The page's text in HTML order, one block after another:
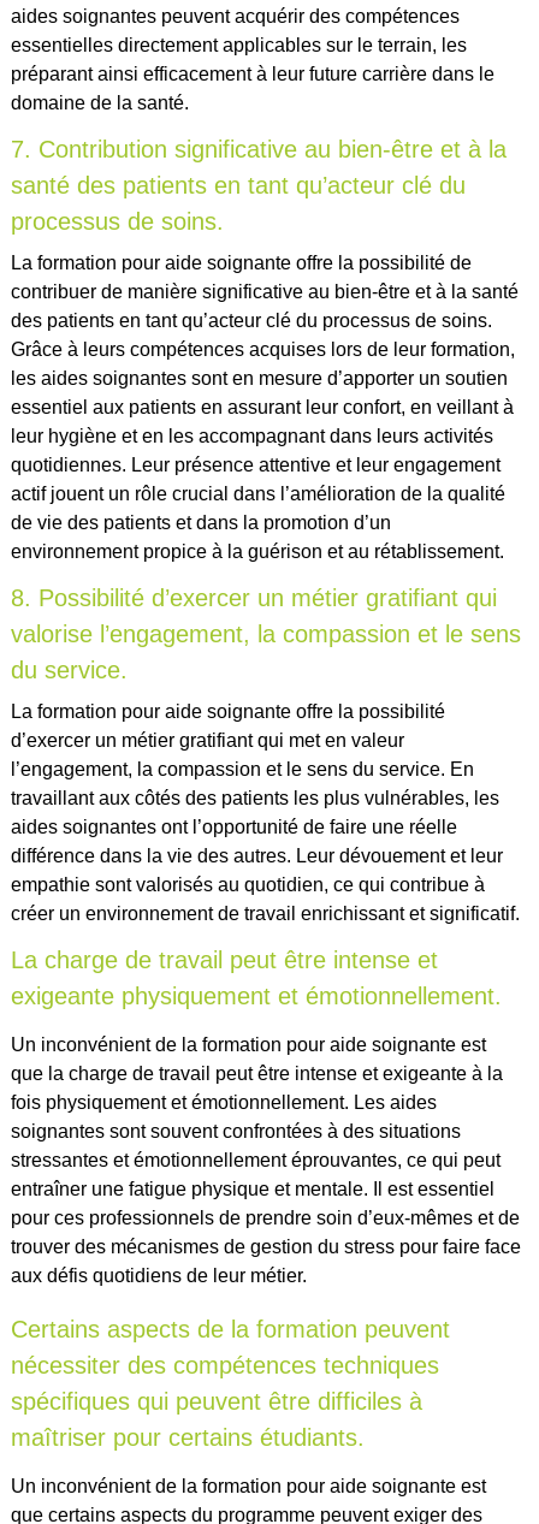
aides soignantes peuvent acquérir des compétences
essentielles directement applicables sur le terrain, les
préparant ainsi efficacement à leur future carrière dans le
domaine de la santé.
7. Contribution significative au bien-être et à la
santé des patients en tant qu’acteur clé du
processus de soins.
La formation pour aide soignante offre la possibilité de
contribuer de manière significative au bien-être et à la santé
des patients en tant qu’acteur clé du processus de soins.
Grâce à leurs compétences acquises lors de leur formation,
les aides soignantes sont en mesure d’apporter un soutien
essentiel aux patients en assurant leur confort, en veillant à
leur hygiène et en les accompagnant dans leurs activités
quotidiennes. Leur présence attentive et leur engagement
actif jouent un rôle crucial dans l’amélioration de la qualité
de vie des patients et dans la promotion d’un
environnement propice à la guérison et au rétablissement.
8. Possibilité d’exercer un métier gratifiant qui
valorise l’engagement, la compassion et le sens
du service.
La formation pour aide soignante offre la possibilité
d’exercer un métier gratifiant qui met en valeur
l’engagement, la compassion et le sens du service. En
travaillant aux côtés des patients les plus vulnérables, les
aides soignantes ont l’opportunité de faire une réelle
différence dans la vie des autres. Leur dévouement et leur
empathie sont valorisés au quotidien, ce qui contribue à
créer un environnement de travail enrichissant et significatif.
La charge de travail peut être intense et
exigeante physiquement et émotionnellement.
Un inconvénient de la formation pour aide soignante est
que la charge de travail peut être intense et exigeante à la
fois physiquement et émotionnellement. Les aides
soignantes sont souvent confrontées à des situations
stressantes et émotionnellement éprouvantes, ce qui peut
entraîner une fatigue physique et mentale. Il est essentiel
pour ces professionnels de prendre soin d’eux-mêmes et de
trouver des mécanismes de gestion du stress pour faire face
aux défis quotidiens de leur métier.
Certains aspects de la formation peuvent
nécessiter des compétences techniques
spécifiques qui peuvent être difficiles à
maîtriser pour certains étudiants.
Un inconvénient de la formation pour aide soignante est
que certains aspects du programme peuvent exiger des